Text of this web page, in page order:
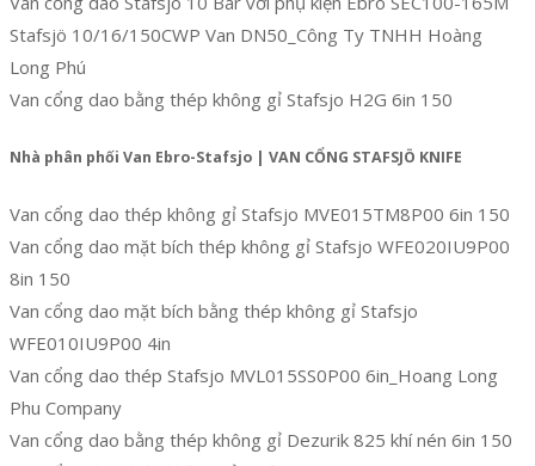
Stafsjö 10/16/150CWP Van DN50_Công Ty TNHH Hoàng
Long Phú
Van cổng dao bằng thép không gỉ Stafsjo H2G 6in 150
Nhà phân phối Van Ebro-Stafsjo | VAN CỔNG STAFSJÖ KNIFE
Van cổng dao thép không gỉ Stafsjo MVE015TM8P00 6in 150
Van cổng dao mặt bích thép không gỉ Stafsjo WFE020IU9P00
8in 150
Van cổng dao mặt bích bằng thép không gỉ Stafsjo
WFE010IU9P00 4in
Van cổng dao thép Stafsjo MVL015SS0P00 6in_Hoang Long
Phu Company
Van cổng dao bằng thép không gỉ Dezurik 825 khí nén 6in 150